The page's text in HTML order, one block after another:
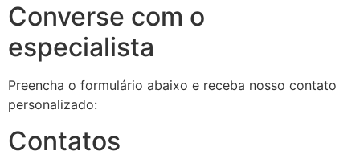
Converse com o
especialista
Preencha o formulário abaixo e receba nosso contato
personalizado:
Contatos